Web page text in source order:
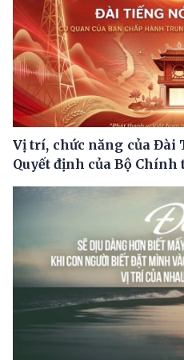
Vị trí, chức năng của Đài
Quyết định của Bộ Chính